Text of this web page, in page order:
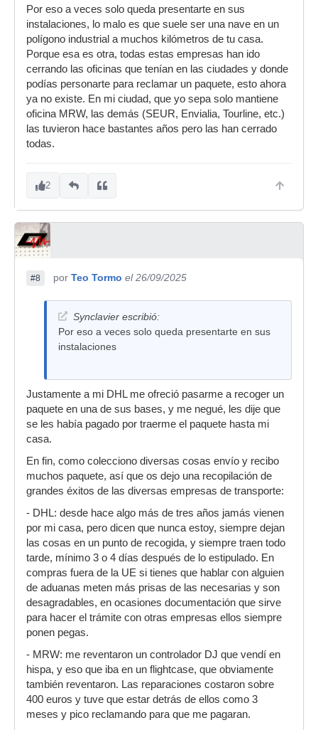
Por eso a veces solo queda presentarte en sus
instalaciones, lo malo es que suele ser una nave en un
polígono industrial a muchos kilómetros de tu casa.
Porque esa es otra, todas estas empresas han ido
cerrando las oficinas que tenían en las ciudades y donde
podías personarte para reclamar un paquete, esto ahora
ya no existe. En mi ciudad, que yo sepa solo mantiene
oficina MRW, las demás (SEUR, Envialia, Tourline, etc.)
las tuvieron hace bastantes años pero las han cerrado
todas.
2
#8 por Teo Tormo el 26/09/2025
Synclavier escribió:
Por eso a veces solo queda presentarte en sus
instalaciones
Justamente a mi DHL me ofreció pasarme a recoger un
paquete en una de sus bases, y me negué, les dije que
se les había pagado por traerme el paquete hasta mi
casa.
En fin, como colecciono diversas cosas envío y recibo
muchos paquete, así que os dejo una recopilación de
grandes éxitos de las diversas empresas de transporte:
- DHL: desde hace algo más de tres años jamás vienen
por mi casa, pero dicen que nunca estoy, siempre dejan
las cosas en un punto de recogida, y siempre traen todo
tarde, mínimo 3 o 4 días después de lo estipulado. En
compras fuera de la UE si tienes que hablar con alguien
de aduanas meten más prisas de las necesarias y son
desagradables, en ocasiones documentación que sirve
para hacer el trámite con otras empresas ellos siempre
ponen pegas.
- MRW: me reventaron un controlador DJ que vendí en
hispa, y eso que iba en un flightcase, que obviamente
también reventaron. Las reparaciones costaron sobre
400 euros y tuve que estar detrás de ellos como 3
meses y pico reclamando para que me pagaran.